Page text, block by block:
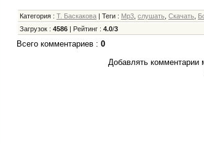
Категория : Т. Баскакова| Теги : Mp3, слушать, Скачать,
Загрузок : 4586| Рейтинг : 4.0/3
Всего комментариев : 0
Добавлять комментарии